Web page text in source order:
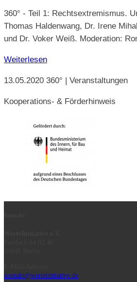
360° - Teil 1: Rechtsextremismus.
Thomas Haldenwang, Dr. Irene
und Dr. Voker Weiß. Moderation:
Weiterlesen
13.05.2020 360° | Veranstaltungen
Kooperations- & Förderhinweis
kontakt@werteinitiative.de